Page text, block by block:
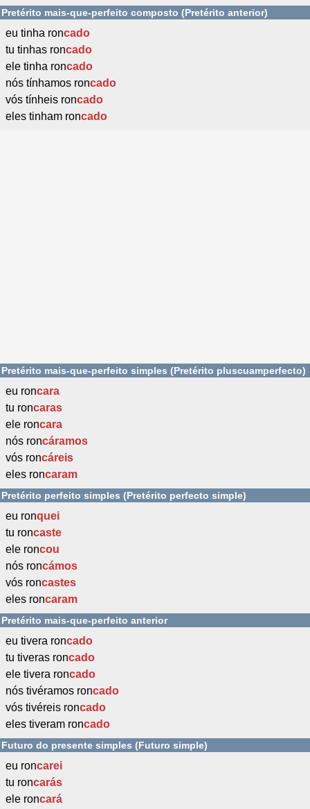
Pretérito mais-que-perfeito composto (Pretérito anterior)
eu tinha roncado
tu tinhas roncado
ele tinha roncado
nós tínhamos roncado
vós tínheis roncado
eles tinham roncado
Pretérito mais-que-perfeito simples (Pretérito pluscuamperfecto)
eu roncara
tu roncaras
ele roncara
nós roncáramos
vós roncáreis
eles roncaram
Pretérito perfeito simples (Pretérito perfecto simple)
eu ronquei
tu roncaste
ele roncou
nós roncámos
vós roncastes
eles roncaram
Pretérito mais-que-perfeito anterior
eu tivera roncado
tu tiveras roncado
ele tivera roncado
nós tivéramos roncado
vós tivéreis roncado
eles tiveram roncado
Futuro do presente simples (Futuro simple)
eu roncarei
tu roncarás
ele roncará